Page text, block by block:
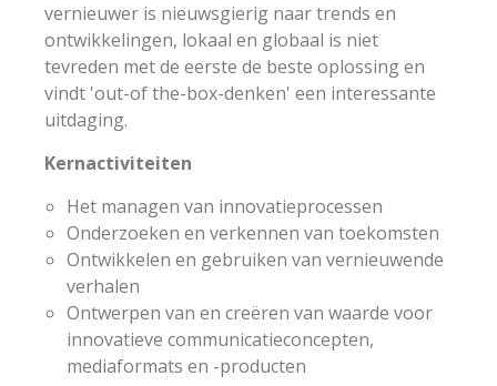
vernieuwer is nieuwsgierig naar trends en
ontwikkelingen, lokaal en globaal is niet
tevreden met de eerste de beste oplossing en
vindt 'out-of the-box-denken' een interessante
uitdaging.
Kernactiviteiten
Het managen van innovatieprocessen
Onderzoeken en verkennen van toekomsten
Ontwikkelen en gebruiken van vernieuwende
verhalen
Ontwerpen van en creëren van waarde voor
innovatieve communicatieconcepten,
mediaformats en -producten